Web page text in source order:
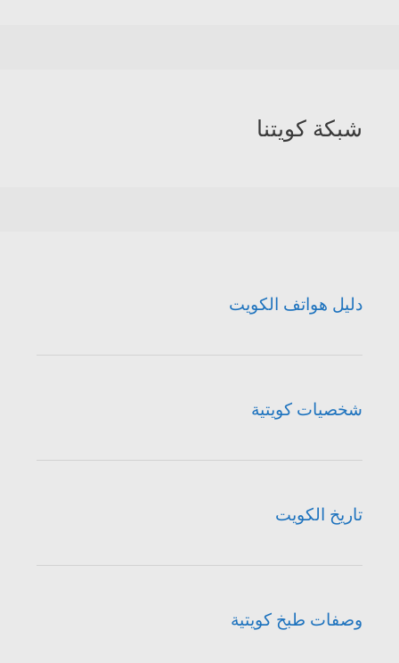
شبكة كويتنا
دليل هواتف الكويت
شخصيات كويتية
تاريخ الكويت
وصفات طبخ كويتية